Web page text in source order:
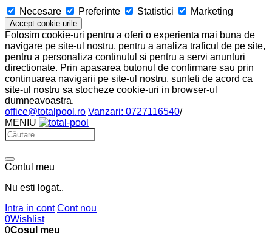
Necesare Preferinte Statistici Marketing
Accept cookie-urile
Folosim cookie-uri pentru a oferi o experienta mai buna de
navigare pe site-ul nostru, pentru a analiza traficul de pe site,
pentru a personaliza continutul si pentru a servi anunturi
directionate. Prin apasarea butonul de confirmare sau prin
continuarea navigarii pe site-ul nostru, sunteti de acord ca
site-ul nostru sa stocheze cookie-uri in browser-ul
dumneavoastra.
office@totalpool.ro Vanzari: 0727116540/
MENIU
Contul meu
Nu esti logat..
Intra in cont Cont nou
0Wishlist
0Cosul meu